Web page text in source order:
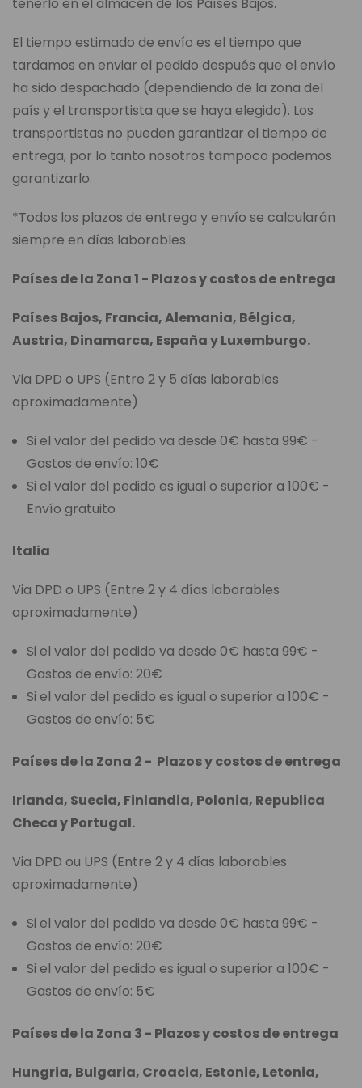
El tiempo estimado de envío es el tiempo que
tardamos en enviar el pedido después que el envío
ha sido despachado (dependiendo de la zona del
país y el transportista que se haya elegido). Los
transportistas no pueden garantizar el tiempo de
entrega, por lo tanto nosotros tampoco podemos
garantizarlo.
*Todos los plazos de entrega y envío se calcularán
siempre en días laborables.
Países de la Zona 1 - Plazos y costos de entrega
Países Bajos, Francia, Alemania, Bélgica,
Austria, Dinamarca, España y Luxemburgo.
Via DPD o UPS (Entre 2 y 5 días laborables
aproximadamente)
Si el valor del pedido va desde 0€ hasta 99€ -
Gastos de envío: 10€
Si el valor del pedido es igual o superior a 100€ -
Envío gratuito
Italia
Via DPD o UPS (Entre 2 y 4 días laborables
aproximadamente)
Si el valor del pedido va desde 0€ hasta 99€ -
Gastos de envío: 20€
Si el valor del pedido es igual o superior a 100€ -
Gastos de envío: 5€
Países de la Zona 2 - Plazos y costos de entrega
Irlanda, Suecia, Finlandia, Polonia, Republica
Checa y Portugal.
Via DPD ou UPS (Entre 2 y 4 días laborables
aproximadamente)
Si el valor del pedido va desde 0€ hasta 99€ -
Gastos de envío: 20€
Si el valor del pedido es igual o superior a 100€ -
Gastos de envío: 5€
Países de la Zona 3 - Plazos y costos de entrega
Hungria, Bulgaria, Croacia, Estonie, Letonia,